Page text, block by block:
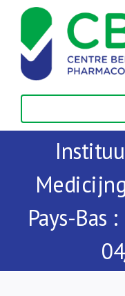
Passer
contenu
Actualités
Publications
Pays-Bas